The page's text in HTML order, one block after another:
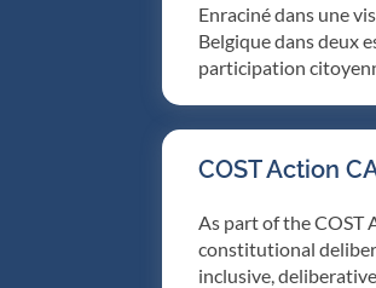
Enraciné dans une
Belgique dans deux
participation
COST Action
As part of the COST
constitutional
inclusive,